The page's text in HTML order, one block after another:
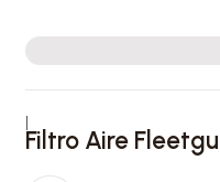
|
Filtro Aire